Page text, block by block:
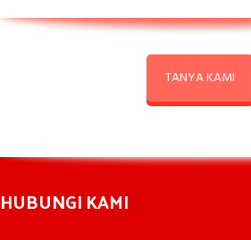
TANYA KAMI
HUBUNGI KAMI